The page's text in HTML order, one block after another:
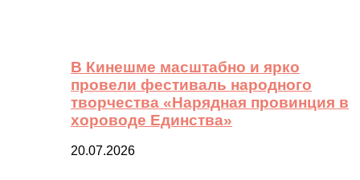
В Кинешме масштабно и ярко
провели фестиваль народного
творчества «Нарядная провинция в
хороводе Единства»
20.07.2026